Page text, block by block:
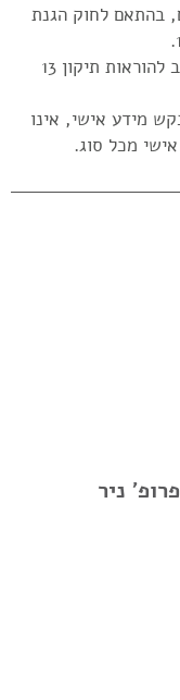
בהתאם לחוק הגנת
האתר פועל תחת דומיין ישראלי ולכן מחויב להוראות תיקון 13
מידע אישי, אינו
מכל סוג.
ניר